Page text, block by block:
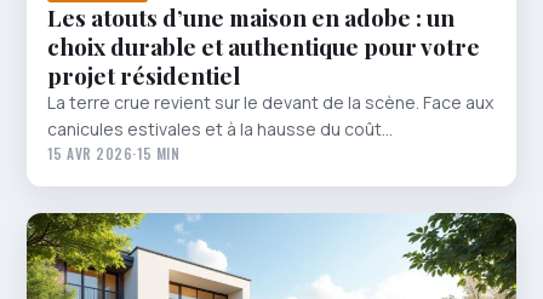
Les atouts d’une maison en adobe : un
choix durable et authentique pour votre
projet résidentiel
La terre crue revient sur le devant de la scène. Face aux
canicules estivales et à la hausse du coût…
15 AVR 2026·15 MIN